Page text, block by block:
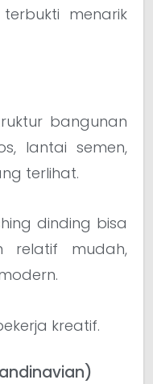
menarik
bangunan
lantai semen,
terlihat.
dinding bisa
relatif mudah,
kreatif.